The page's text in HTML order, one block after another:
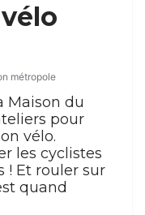
métropole
Maison du
pour
vélo.
les cyclistes
! Et rouler sur
quand